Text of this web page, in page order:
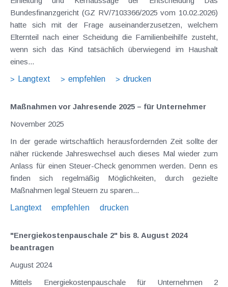
Bundesfinanzgericht (GZ RV/7103366/2025 vom 10.02.2026)
hatte sich mit der Frage auseinanderzusetzen, welchem
Elternteil nach einer Scheidung die Familienbeihilfe zusteht,
wenn sich das Kind tatsächlich überwiegend im Haushalt
eines...
Langtext
empfehlen drucken
Maßnahmen vor Jahresende 2025 – für Unternehmer
November 2025
In der gerade wirtschaftlich herausfordernden Zeit sollte der
näher rückende Jahreswechsel auch dieses Mal wieder zum
Anlass für einen Steuer-Check genommen werden. Denn es
finden sich regelmäßig Möglichkeiten, durch gezielte
Maßnahmen legal Steuern zu sparen...
Langtext
empfehlen drucken
"Energiekostenpauschale 2" bis 8. August 2024
beantragen
August 2024
Mittels Energiekostenpauschale für Unternehmen 2